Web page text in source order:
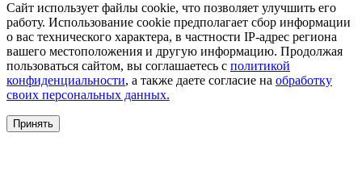
Сайт использует файлы cookie, что позволяет улучшить его
работу. Использование cookie предполагает сбор информации
о вас технического характера, в частности IP-адрес региона
вашего местоположения и другую информацию. Продолжая
пользоваться сайтом, вы соглашаетесь с политикой
конфиденциальности, а также даете согласие на обработку
своих персональных данных.
Принять